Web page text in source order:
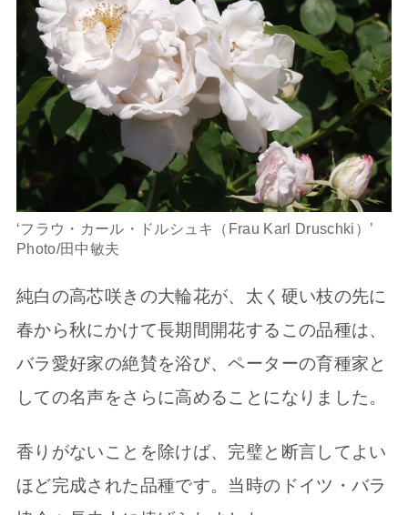
‘フラウ・カール・ドルシュキ（Frau Karl Druschki）’
Photo/田中敏夫
純白の高芯咲きの大輪花が、太く硬い枝の先に
春から秋にかけて長期間開花するこの品種は、
バラ愛好家の絶賛を浴び、ペーターの育種家と
しての名声をさらに高めることになりました。
香りがないことを除けば、完璧と断言してよい
ほど完成された品種です。当時のドイツ・バラ